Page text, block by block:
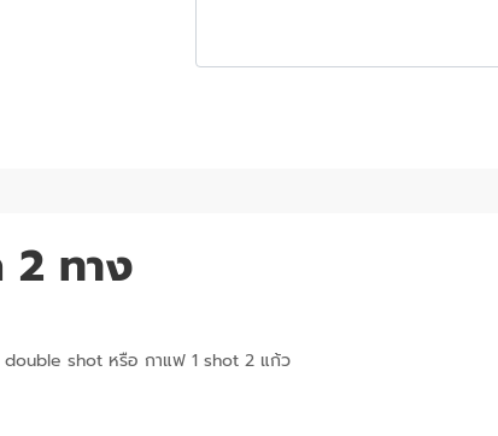
2 ทาง
double shot หรือ กาแฟ 1 shot 2 แก้ว